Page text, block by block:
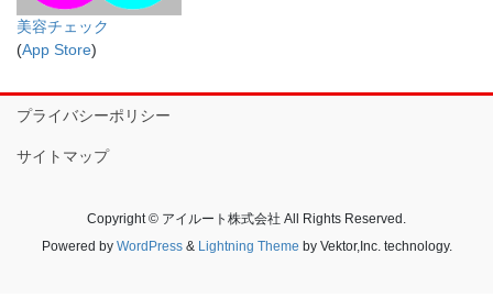
美容チェック
(App Store)
プライバシーポリシー
サイトマップ
Copyright © アイルート株式会社 All Rights Reserved.
Powered by WordPress& Lightning Theme by Vektor,Inc. technology.